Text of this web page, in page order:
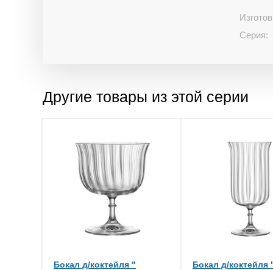
Серия:
Другие товары из этой серии
Бокал д/коктейля "
Бокал д/коктейля